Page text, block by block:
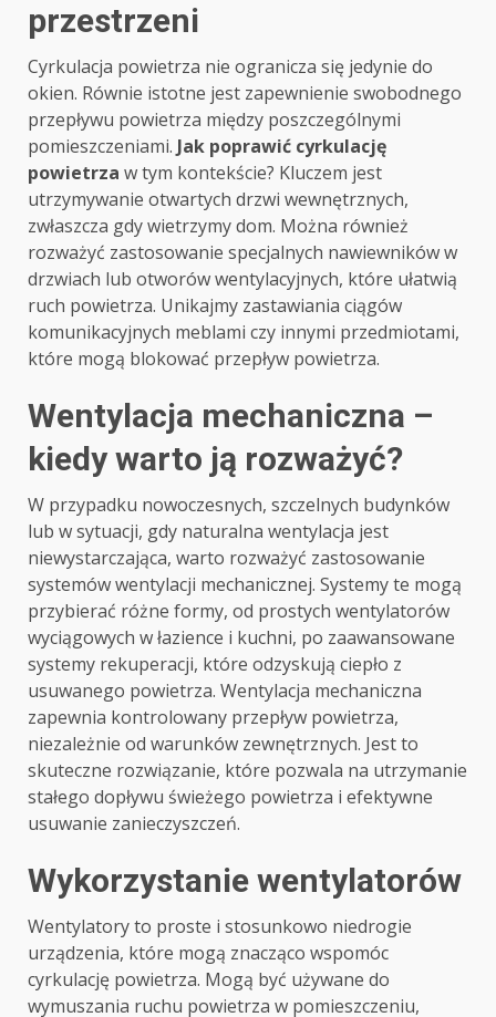
przestrzeni
Cyrkulacja powietrza nie ogranicza się jedynie do
okien. Równie istotne jest zapewnienie swobodnego
przepływu powietrza między poszczególnymi
pomieszczeniami. Jak poprawić cyrkulację
powietrza w tym kontekście? Kluczem jest
utrzymywanie otwartych drzwi wewnętrznych,
zwłaszcza gdy wietrzymy dom. Można również
rozważyć zastosowanie specjalnych nawiewników w
drzwiach lub otworów wentylacyjnych, które ułatwią
ruch powietrza. Unikajmy zastawiania ciągów
komunikacyjnych meblami czy innymi przedmiotami,
które mogą blokować przepływ powietrza.
Wentylacja mechaniczna –
kiedy warto ją rozważyć?
W przypadku nowoczesnych, szczelnych budynków
lub w sytuacji, gdy naturalna wentylacja jest
niewystarczająca, warto rozważyć zastosowanie
systemów wentylacji mechanicznej. Systemy te mogą
przybierać różne formy, od prostych wentylatorów
wyciągowych w łazience i kuchni, po zaawansowane
systemy rekuperacji, które odzyskują ciepło z
usuwanego powietrza. Wentylacja mechaniczna
zapewnia kontrolowany przepływ powietrza,
niezależnie od warunków zewnętrznych. Jest to
skuteczne rozwiązanie, które pozwala na utrzymanie
stałego dopływu świeżego powietrza i efektywne
usuwanie zanieczyszczeń.
Wykorzystanie wentylatorów
Wentylatory to proste i stosunkowo niedrogie
urządzenia, które mogą znacząco wspomóc
cyrkulację powietrza. Mogą być używane do
wymuszania ruchu powietrza w pomieszczeniu,